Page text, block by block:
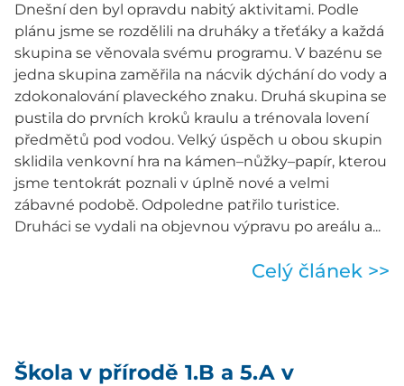
Dnešní den byl opravdu nabitý aktivitami. Podle
plánu jsme se rozdělili na druháky a třeťáky a každá
skupina se věnovala svému programu. V bazénu se
jedna skupina zaměřila na nácvik dýchání do vody a
zdokonalování plaveckého znaku. Druhá skupina se
pustila do prvních kroků kraulu a trénovala lovení
předmětů pod vodou. Velký úspěch u obou skupin
sklidila venkovní hra na kámen–nůžky–papír, kterou
jsme tentokrát poznali v úplně nové a velmi
zábavné podobě. Odpoledne patřilo turistice.
Druháci se vydali na objevnou výpravu po areálu a...
Celý článek >>
Škola v přírodě 1.B a 5.A v